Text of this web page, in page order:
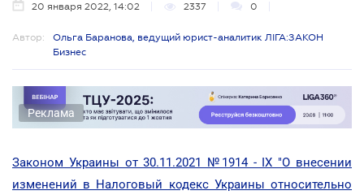
20 января 2022, 14:02 2337 0
Автор:
Ольга Баранова, ведущий юрист-аналитик ЛІГА:ЗАКОН
Бизнес
Реклама
Законом Украины от 30.11.2021 №1914 - IX "О внесении
изменений в Налоговый кодекс Украины относительно